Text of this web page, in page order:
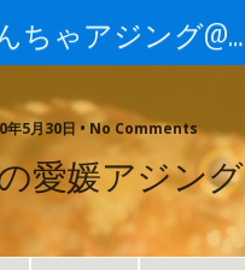
ほやけんちゃアジング@山口
年5月30日 • No Comments
愛媛アジング